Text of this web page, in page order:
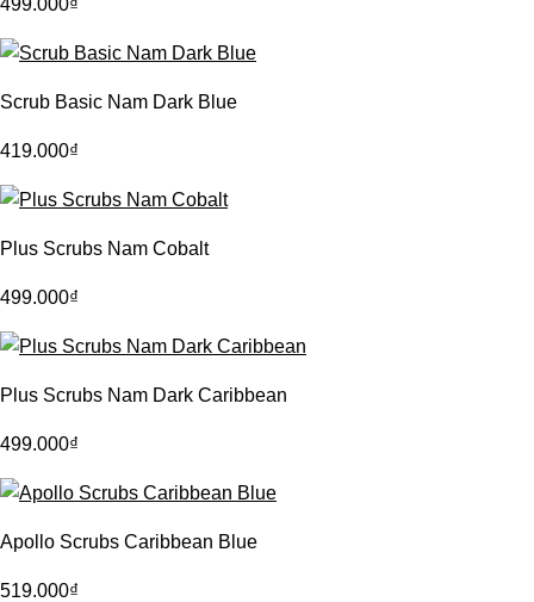
Scrub Basic Nam Dark Blue
419.000₫
Plus Scrubs Nam Cobalt
499.000₫
Plus Scrubs Nam Dark Caribbean
499.000₫
Apollo Scrubs Caribbean Blue
519.000₫